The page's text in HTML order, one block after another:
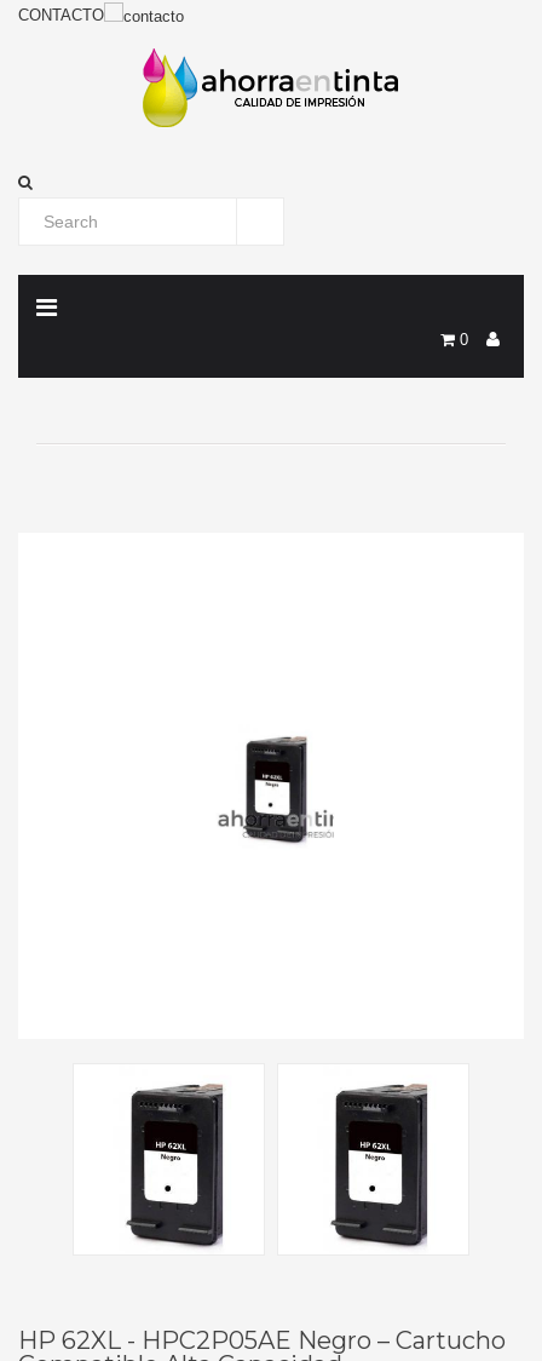
CONTACTO
0
HP 62XL - HPC2P05AE Negro – Cartucho